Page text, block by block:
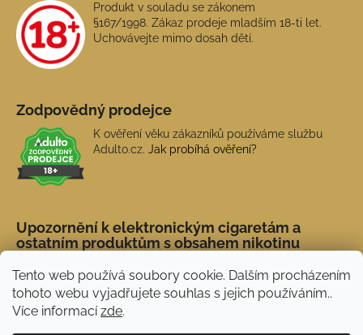
Tento web používá soubory cookie. Dalším procházením
tohoto webu vyjadřujete souhlas s jejich používáním..
Více informacízde.
Produkt v souladu se zákonem
§167/1998. Zákaz prodeje mladším 18-ti let.
Uchovávejte mimo dosah dětí.
Zodpovědný prodejce
K ověření věku zákazníků používáme službu
Adulto.cz. Jak probíhá ověření?
Upozornění k elektronickým cigaretám a
ostatním produktům s obsahem nikotinu